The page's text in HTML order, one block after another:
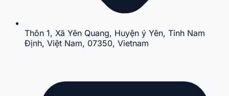
Thôn 1, Xã Yên Quang, Huyện ý Yên, Tỉnh Nam
Định, Việt Nam, 07350, Vietnam